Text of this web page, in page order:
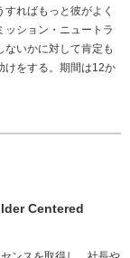
ればもっと彼がよく
ション・ニュートラ
ないかに対して肯定も
けをする。期間は12か
Centered